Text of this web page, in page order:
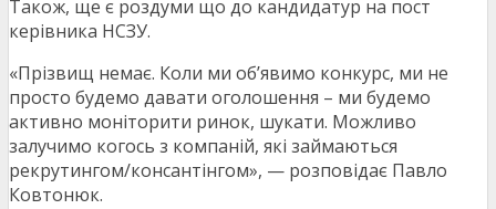
Також, ще є роздуми що до кандидатур на пост
керівника НСЗУ.
«Прізвищ немає. Коли ми об’явимо конкурс, ми не
просто будемо давати оголошення – ми будемо
активно моніторити ринок, шукати. Можливо
залучимо когось з компаній, які займаються
рекрутингом/консантінгом», — розповідає Павло
Ковтонюк.